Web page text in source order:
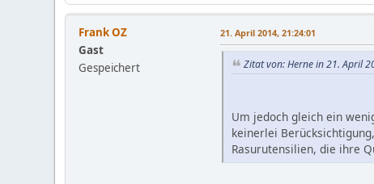
Frank OZ
Gast
Gespeichert
21. April 2014, 21:24:01
Zitat von: Herne in 21. April
Um jedoch gleich ein
keinerlei
Rasurutensilien, die ihre